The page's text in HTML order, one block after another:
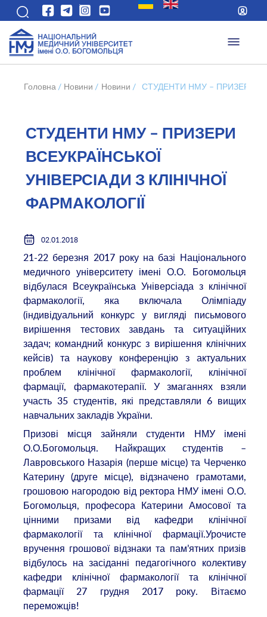
Головна / Новини / Новини / СТУДЕНТИ НМУ – ПРИЗЕРИ
СТУДЕНТИ НМУ – ПРИЗЕРИ
ВСЕУКРАЇНСЬКОЇ
УНІВЕРСІАДИ З КЛІНІЧНОЇ
ФАРМАКОЛОГІЇ
02.01.2018
21-22 березня 2017 року на базі Національного
медичного університету імені О.О. Богомольця
відбулася Всеукраїнська Універсіада з клінічної
фармакології, яка включала Олімпіаду
(індивідуальний конкурс у вигляді письмового
вирішення тестових завдань та ситуаційних
задач; командний конкурс з вирішення клінічних
кейсів) та наукову конференцію з актуальних
проблем клінічної фармакології, клінічної
фармації, фармакотерапії. У змаганнях взяли
участь 35 студентів, які представляли 6 вищих
навчальних закладів України.
Призові місця зайняли студенти НМУ імені
О.О.Богомольця. Найкращих студентів –
Лавровського Назарія (перше місце) та Черченко
Катерину (друге місце), відзначено грамотами,
грошовою нагородою від ректора НМУ імені О.О.
Богомольця, професора Катерини Амосової та
цінними призами від кафедри клінічної
фармакології та клінічної фармації.Урочисте
вручення грошової відзнаки та пам’ятних призів
відбулось на засіданні педагогічного колективу
кафедри клінічної фармакології та клінічної
фармації 27 грудня 2017 року. Вітаємо
переможців!